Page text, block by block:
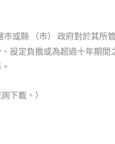
市或縣 （市） 政府對於其
設定負擔或為超過十年期
下載。）